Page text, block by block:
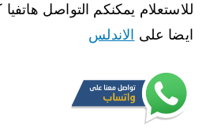
للاستعلام يمكنكم التواصل
ايضا على الاندلس